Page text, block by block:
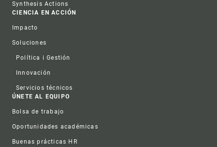
Synthesis Actions
CIENCIA EN ACCIÓN
Impacto
Soluciones
Política i Gestión
Innovación
Servicios técnicos
ÚNETE AL EQUIPO
Bolsa de trabajo
Oportunidades académicas
Buenas prácticas HR